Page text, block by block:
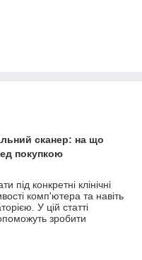
сканер: на що
покупкою
під конкретні клінічні
комп'ютера та навіть
У цій статті
зробити